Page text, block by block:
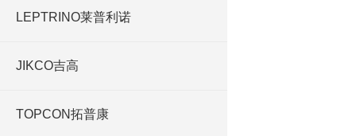
LEPTRINO莱普利诺
JIKCO吉高
TOPCON拓普康